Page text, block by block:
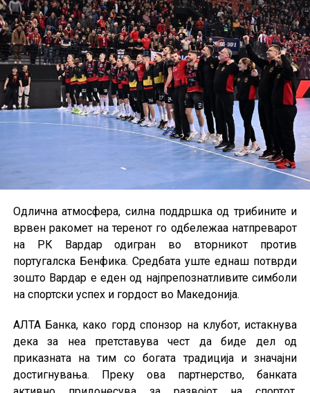
Одлична атмосфера, силна поддршка од трибините и
врвен ракомет на теренот го одбележаа натпреварот
на РК Вардар одигран во вторникот против
португалска Бенфика. Средбата уште еднаш потврди
зошто Вардар е еден од најпрепознатливите симболи
на спортски успех и гордост во Македонија.
АЛТА Банка, како горд спонзор на клубот, истакнува
дека за неа претставува чест да биде дел од
приказната на тим со богата традиција и значајни
достигнувања. Преку ова партнерство, банката